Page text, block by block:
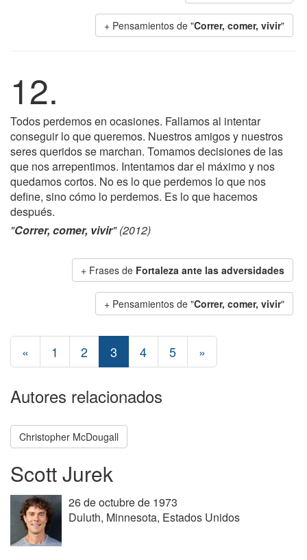
+ Pensamientos de "Correr, comer, vivir"
12.
Todos perdemos en ocasiones. Fallamos al intentar
conseguir lo que queremos. Nuestros amigos y nuestros
seres queridos se marchan. Tomamos decisiones de las
que nos arrepentimos. Intentamos dar el máximo y nos
quedamos cortos. No es lo que perdemos lo que nos
define, sino cómo lo perdemos. Es lo que hacemos
después.
"Correr, comer, vivir" (2012)
+ Frases de Fortaleza ante las adversidades
+ Pensamientos de "Correr, comer, vivir"
« 1 2 3 4 5 »
Autores relacionados
Christopher McDougall
Scott Jurek
26 de octubre de 1973
Duluth, Minnesota, Estados Unidos